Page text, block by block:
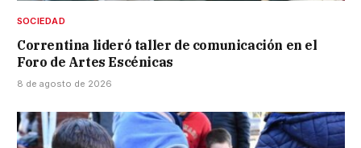
SOCIEDAD
Correntina lideró taller de comunicación en el
Foro de Artes Escénicas
8 de agosto de 2026